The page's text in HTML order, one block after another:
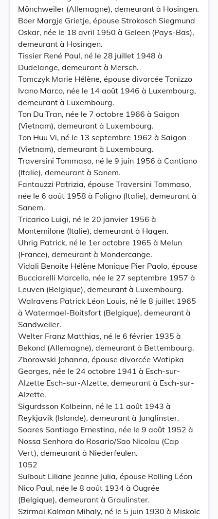
Mönchweiler (Allemagne), demeurant à Hosingen.
Boer Margje Grietje, épouse Strokosch Siegmund
Oskar, née le 18 avril 1950 à Geleen (Pays-Bas),
demeurant à Hosingen.
Tissier René Paul, né le 28 juillet 1948 à
Dudelange, demeurant à Mersch.
Tomczyk Marie Hélène, épouse divorcée Tonizzo
Ivano Marco, née le 14 août 1946 à Luxembourg,
demeurant à Luxembourg.
Ton Du Tran, née le 7 octobre 1966 à Saigon
(Vietnam), demeurant à Luxembourg.
Ton Huu Vi, né le 13 septembre 1962 à Saigon
(Vietnam), demeurant à Luxembourg.
Traversini Tommaso, né le 9 juin 1956 à Cantiano
(Italie), demeurant à Sanem.
Fantauzzi Patrizia, épouse Traversini Tommaso,
née le 6 août 1958 à Foligno (Italie), demeurant à
Sanem.
Tricarico Luigi, né le 20 janvier 1956 à
Montemilone (Italie), demeurant à Hagen.
Uhrig Patrick, né le 1er octobre 1965 à Melun
(France), demeurant à Mondercange.
Vidali Benoite Hélène Monique Pier Paolo, épouse
Bucciarelli Marcello, née le 27 septembre 1957 à
Leuven (Belgique), demeurant à Luxembourg.
Walravens Patrick Léon Louis, né le 8 juillet 1965
à Watermael-Boitsfort (Belgique), demeurant à
Sandweiler.
Welter Franz Matthias, né le 6 février 1935 à
Bekond (Allemagne), demeurant à Bettembourg.
Zborowski Johanna, épouse divorcée Wotipka
Georges, née le 24 octobre 1941 à Esch-sur-
Alzette Esch-sur-Alzette, demeurant à Esch-sur-
Alzette.
Sigurdsson Kolbeinn, né le 11 août 1943 à
Reykjavik (Islande), demeurant à Junglinster.
Soares Santiago Ernestina, née le 9 août 1952 à
Nossa Senhora do Rosario/Sao Nicolau (Cap
Vert), demeurant à Niederfeulen.
1052
Sulbout Liliane Jeanne Julia, épouse Rolling Léon
Nico Paul, née le 8 août 1934 à Ougrée
(Belgique), demeurant à Graulinster.
Szirmai Kalman Mihaly, né le 5 juin 1930 à Miskolc